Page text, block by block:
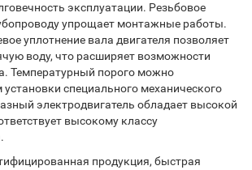
эксплуатации. Резьбовое
упрощает монтажные работы.
уплотнение вала двигателя позволяет
воду, что расширяет возможности
Температурный порого можно
установки специального механического
электродвигатель обладает высокой
высокому классу
продукция, быстрая